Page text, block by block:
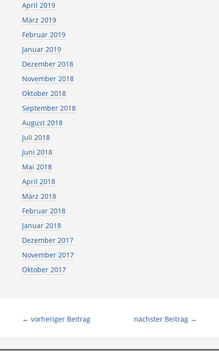
April 2019
März 2019
Februar 2019
Januar 2019
Dezember 2018
November 2018
Oktober 2018
September 2018
August 2018
Juli 2018
Juni 2018
Mai 2018
April 2018
März 2018
Februar 2018
Januar 2018
Dezember 2017
November 2017
Oktober 2017
← vorheriger Beitrag nächster Beitrag →